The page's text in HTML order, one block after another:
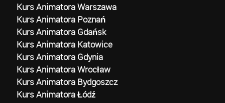
Kurs Animatora Warszawa
Kurs Animatora Poznań
Kurs Animatora Gdańsk
Kurs Animatora Katowice
Kurs Animatora Gdynia
Kurs Animatora Wrocław
Kurs Animatora Bydgoszcz
Kurs Animatora Łódź